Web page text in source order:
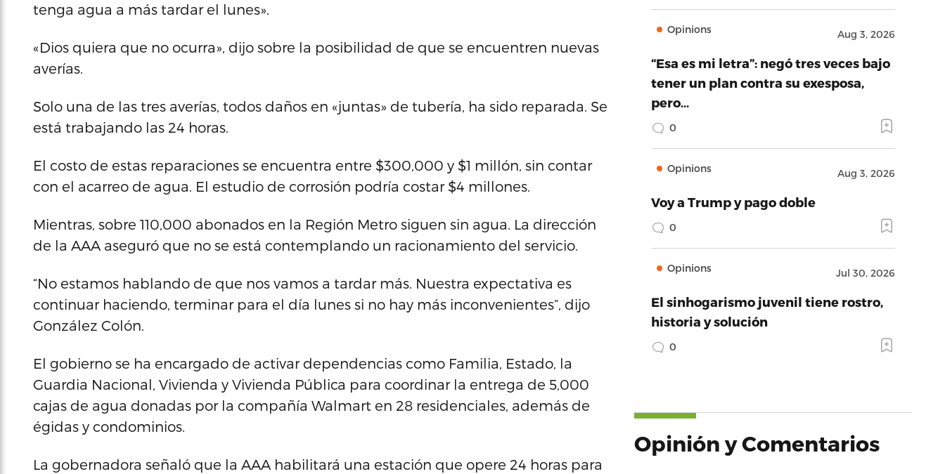
tenga agua a más tardar el lunes».
«Dios quiera que no ocurra», dijo sobre la posibilidad de que se encuentren nuevas
averías.
Solo una de las tres averías, todos daños en «juntas» de tubería, ha sido reparada. Se
está trabajando las 24 horas.
El costo de estas reparaciones se encuentra entre $300,000 y $1 millón, sin contar
con el acarreo de agua. El estudio de corrosión podría costar $4 millones.
Mientras, sobre 110,000 abonados en la Región Metro siguen sin agua. La dirección
de la AAA aseguró que no se está contemplando un racionamiento del servicio.
“No estamos hablando de que nos vamos a tardar más. Nuestra expectativa es
continuar haciendo, terminar para el día lunes si no hay más inconvenientes”, dijo
González Colón.
El gobierno se ha encargado de activar dependencias como Familia, Estado, la
Guardia Nacional, Vivienda y Vivienda Pública para coordinar la entrega de 5,000
cajas de agua donadas por la compañía Walmart en 28 residenciales, además de
égidas y condominios.
La gobernadora señaló que la AAA habilitará una estación que opere 24 horas para
Opinions Aug 3, 2026
“Esa es mi letra”: negó tres veces bajo
tener un plan contra su exesposa,
pero…
0
Opinions Aug 3, 2026
Voy a Trump y pago doble
0
Opinions Jul 30, 2026
El sinhogarismo juvenil tiene rostro,
historia y solución
0
Opinión y Comentarios